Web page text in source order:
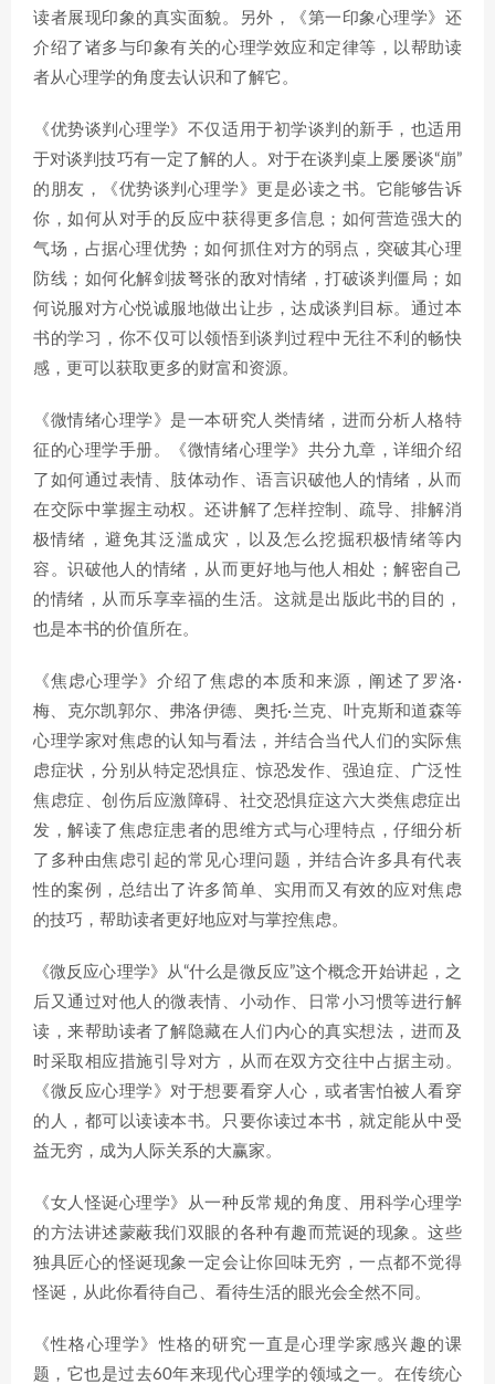
读者展现印象的真实面貌。另外，《第一印象心理学》还
介绍了诸多与印象有关的心理学效应和定律等，以帮助读
者从心理学的角度去认识和了解它。
《优势谈判心理学》不仅适用于初学谈判的新手，也适用
于对谈判技巧有一定了解的人。对于在谈判桌上屡屡谈“崩”
的朋友，《优势谈判心理学》更是必读之书。它能够告诉
你，如何从对手的反应中获得更多信息；如何营造强大的
气场，占据心理优势；如何抓住对方的弱点，突破其心理
防线；如何化解剑拔弩张的敌对情绪，打破谈判僵局；如
何说服对方心悦诚服地做出让步，达成谈判目标。通过本
书的学习，你不仅可以领悟到谈判过程中无往不利的畅快
感，更可以获取更多的财富和资源。
《微情绪心理学》是一本研究人类情绪，进而分析人格特
征的心理学手册。《微情绪心理学》共分九章，详细介绍
了如何通过表情、肢体动作、语言识破他人的情绪，从而
在交际中掌握主动权。还讲解了怎样控制、疏导、排解消
极情绪，避免其泛滥成灾，以及怎么挖掘积极情绪等内
容。识破他人的情绪，从而更好地与他人相处；解密自己
的情绪，从而乐享幸福的生活。这就是出版此书的目的，
也是本书的价值所在。
《焦虑心理学》介绍了焦虑的本质和来源，阐述了罗洛·
梅、克尔凯郭尔、弗洛伊德、奥托·兰克、叶克斯和道森等
心理学家对焦虑的认知与看法，并结合当代人们的实际焦
虑症状，分别从特定恐惧症、惊恐发作、强迫症、广泛性
焦虑症、创伤后应激障碍、社交恐惧症这六大类焦虑症出
发，解读了焦虑症患者的思维方式与心理特点，仔细分析
了多种由焦虑引起的常见心理问题，并结合许多具有代表
性的案例，总结出了许多简单、实用而又有效的应对焦虑
的技巧，帮助读者更好地应对与掌控焦虑。
《微反应心理学》从“什么是微反应”这个概念开始讲起，之
后又通过对他人的微表情、小动作、日常小习惯等进行解
读，来帮助读者了解隐藏在人们内心的真实想法，进而及
时采取相应措施引导对方，从而在双方交往中占据主动。
《微反应心理学》对于想要看穿人心，或者害怕被人看穿
的人，都可以读读本书。只要你读过本书，就定能从中受
益无穷，成为人际关系的大赢家。
《女人怪诞心理学》从一种反常规的角度、用科学心理学
的方法讲述蒙蔽我们双眼的各种有趣而荒诞的现象。这些
独具匠心的怪诞现象一定会让你回味无穷，一点都不觉得
怪诞，从此你看待自己、看待生活的眼光会全然不同。
《性格心理学》性格的研究一直是心理学家感兴趣的课
题，它也是过去60年来现代心理学的领域之一。在传统心